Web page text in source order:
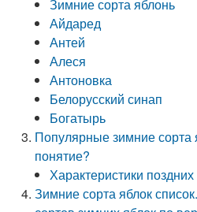
Зимние сорта яблонь
Айдаред
Антей
Алеся
Антоновка
Белорусский синап
Богатырь
Популярные зимние сорта
понятие?
Характеристики
Зимние сорта яблок